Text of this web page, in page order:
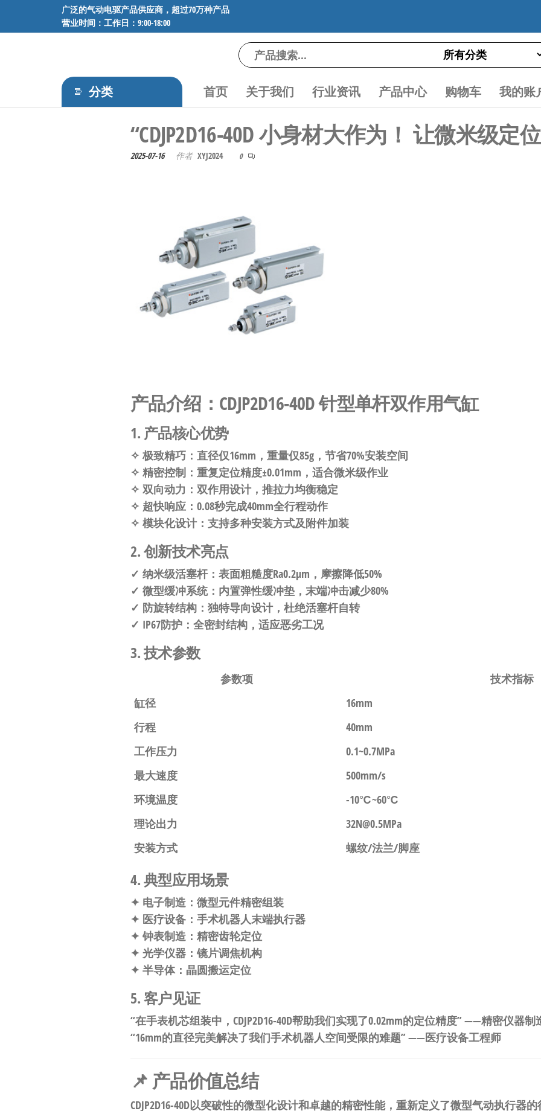
广泛的气动电驱产品供应商，超过70万种产品
营业时间：工作日：9:00-18:00
动
电
SMC、
FESTO、
NORGREN、
分类 首页 关于我们 行业资讯 产品中心 购物车 我的账
“CDJP2D16-40D 小身材大作为！ 让微米级定
2025-07-16 作者 XYJ2024 0
产品介绍：CDJP2D16-40D 针型单杆双作用气缸
1. 产品核心优势
✧ 极致精巧 ：直径仅16mm，重量仅85g，节省70%安装空间
✧ 精密控制 ：重复定位精度±0.01mm，适合微米级作业
✧ 双向动力 ：双作用设计，推拉力均衡稳定
✧ 超快响应 ：0.08秒完成40mm全行程动作
✧ 模块化设计：支持多种安装方式及附件加装
2. 创新技术亮点
✓ 纳米级活塞杆：表面粗糙度Ra0.2μm，摩擦降低50%
✓ 微型缓冲系统：内置弹性缓冲垫，末端冲击减少80%
✓ 防旋转结构 ：独特导向设计，杜绝活塞杆自转
✓ IP67防护 ：全密封结构，适应恶劣工况
3. 技术参数
参数项
技术指标
缸径
16mm
行程
40mm
工作压力
0.1~0.7MPa
最大速度
500mm/s
环境温度
-10℃~60℃
理论出力
32N@0.5MPa
安装方式
螺纹/法兰/脚座
4. 典型应用场景
✦ 电子制造 ：微型元件精密组装
✦ 医疗设备 ：手术机器人末端执行器
✦ 钟表制造 ：精密齿轮定位
✦ 光学仪器 ：镜片调焦机构
✦ 半导体：晶圆搬运定位
5. 客户见证
“在手表机芯组装中，CDJP2D16-40D帮助我们实现了0.02mm的定位精度” ——精密仪器制
“16mm的直径完美解决了我们手术机器人空间受限的难题” ——医疗设备工程师
📌 产品价值总结
CDJP2D16-40D以突破性的微型化设计和卓越的精密性能，重新定义了微型气动执行器